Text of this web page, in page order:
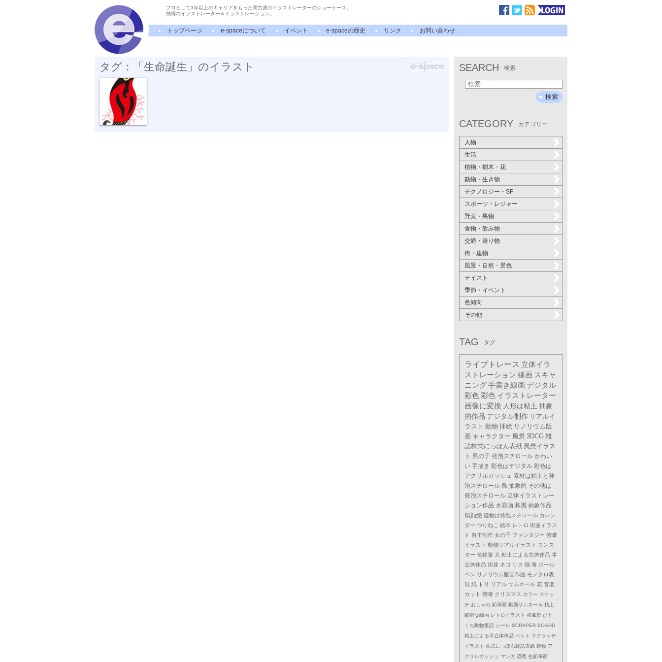
プロとして3年以上のキャリアをもった実力派のイラストレーターのショーケース。
納得のイラストレーター＆イラストレーション。
トップページ e-spaceについて イベント e-spaceの歴史 リンク お問い合わせ
タグ：「生命誕生」のイラスト
誕 生 SEARCH 検索
CATEGORY カテゴリー
人物
生活
植物・樹木・花
動物・生き物
テクノロジー・SF
スポーツ・レジャー
野菜・果物
食物・飲み物
交通・乗り物
街・建物
風景・自然・景色
テイスト
季節・イベント
色傾向
その他
TAG タグ
ライブトレース 立体イラ
ストレーション 線画 スキャ
ニング手書き線画 デジタル
彩色彩色 イラストレーター
画像に変換 人形は粘土 抽象
的作品 デジタル制作 リアルイ
ラスト 動物 挿絵 リノリウム版
画 キャラクター 風景 3DCG 雑
誌株式にっぽん表紙 風景イラス
ト 男の子 発泡スチロール かわい
い 手描き 彩色はデジタル 彩色は
アクリルガッシュ 素材は粘土と発
泡スチロール 鳥 抽象的 その他は
発泡スチロール 立体イラストレー
ション作品 水彩画 和風 抽象作品
似顔絵 建物は発泡スチロール カレン
ダー つりねこ 絵本 レトロ 街並イラス
ト 自主制作 女の子 ファンタジー 俯瞰
イラスト 動物リアルイラスト モンス
ター 色鉛筆 犬 粘土による立体作品 半
立体作品 街並 ネコ リス 猫 海 ボール
ペン リノリウム版画作品 モノクロ表
現 紙 トリ リアル サムネール 花 音楽
カット 俯瞰 クリスマス ホラー スケッ
チ おしゃれ 鉛筆画 動画サムネール 粘土
細密な線画 レトロイラスト 和風景 ひと
くち動物童話 シール SCRAPER BOARD
粘土による半立体作品 ペット
スクラッチ
イラスト 株式にっぽん雑誌表紙 建物 ア
クリルガッシュ
マンガ 恐竜 色鉛筆画